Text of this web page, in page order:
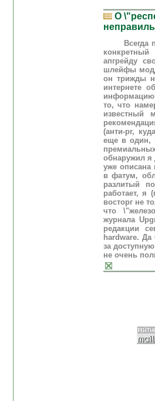
О
Всегда
апгрейду
шлейфы
он трижды
интернете
информацию,
то, что
известный
(анти-pr,
еще в один,
обнаружил я
уже
в фатум,
разлитый
работает, я
восторг не
что
журнала
редакции
hardware. Да
за
не очень